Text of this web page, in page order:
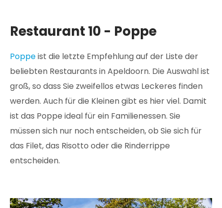
Restaurant 10 - Poppe
Poppeist die letzte Empfehlung auf der Liste der
beliebten Restaurants in Apeldoorn. Die Auswahl ist
groß, so dass Sie zweifellos etwas Leckeres finden
werden. Auch für die Kleinen gibt es hier viel. Damit
ist das Poppe ideal für ein Familienessen. Sie
müssen sich nur noch entscheiden, ob Sie sich für
das Filet, das Risotto oder die Rinderrippe
entscheiden.